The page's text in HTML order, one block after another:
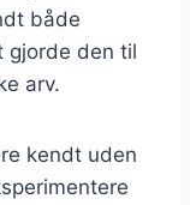
både
gjorde den til
arv.
kendt uden